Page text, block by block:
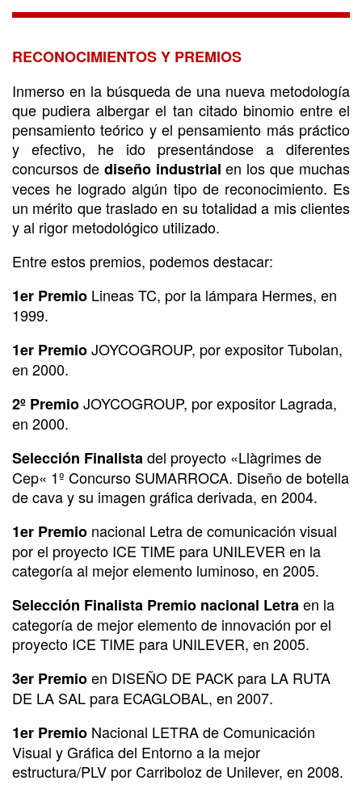
Premios
RECONOCIMIENTOS Y PREMIOS
Inmerso en la búsqueda de una nueva metodología
que pudiera albergar el tan citado binomio entre el
pensamiento teórico y el pensamiento más práctico
y efectivo, he ido presentándose a diferentes
concursos de diseño industrial en los que muchas
veces he logrado algún tipo de reconocimiento. Es
un mérito que traslado en su totalidad a mis clientes
y al rigor metodológico utilizado.
Entre estos premios, podemos destacar:
1er Premio Lineas TC, por la lámpara Hermes, en
1999.
1er PremioJOYCOGROUP, por expositor Tubolan,
en 2000.
2º PremioJOYCOGROUP, por expositor Lagrada,
en 2000.
Selección Finalistadel proyecto «Llàgrimes de
Cep« 1º Concurso SUMARROCA. Diseño de botella
de cava y su imagen gráfica derivada, en 2004.
1er Premio nacional Letra de comunicación visual
por el proyecto ICE TIME para UNILEVER en la
categoría al mejor elemento luminoso, en 2005.
Selección Finalista Premio nacional Letraen la
categoría de mejor elemento de innovación por el
proyecto ICE TIME para UNILEVER, en 2005.
3er Premioen DISEÑO DE PACK para LA RUTA
DE LA SAL para ECAGLOBAL, en 2007.
1er Premio Nacional LETRA de Comunicación
Visual y Gráfica del Entorno a la mejor
estructura/PLV por Carriboloz de Unilever, en 2008.